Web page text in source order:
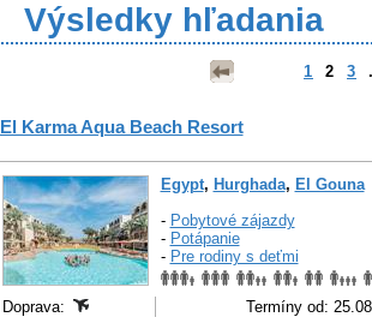
Výsledky hľadania
1 2 3
El Karma Aqua Beach Resort
Egypt, Hurghada, El Gouna
- Pobytové zájazdy
- Potápanie
- Pre rodiny s deťmi
Doprava:
Termíny od: